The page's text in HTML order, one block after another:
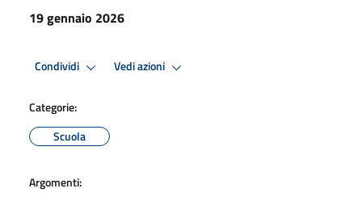
19 gennaio 2026
Condividi Vedi azioni
Categorie:
Scuola
Argomenti: